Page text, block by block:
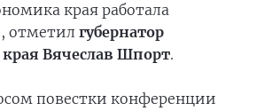
края работала
отметил губернатор
края Вячеслав Шпорт.
повестки конференции